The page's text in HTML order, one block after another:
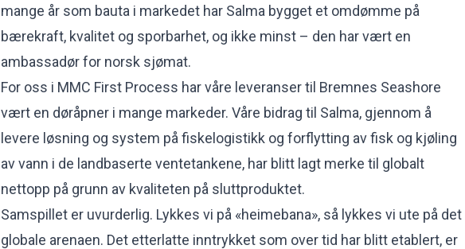
mange år som bauta i markedet har Salma bygget et omdømme på
bærekraft, kvalitet og sporbarhet, og ikke minst – den har vært en
ambassadør for norsk sjømat.
For oss i MMC First Process har våre leveranser til Bremnes Seashore
vært en døråpner i mange markeder. Våre bidrag til Salma, gjennom å
levere løsning og system på fiskelogistikk og forflytting av fisk og kjøling
av vann i de landbaserte ventetankene, har blitt lagt merke til globalt
nettopp på grunn av kvaliteten på sluttproduktet.
Samspillet er uvurderlig. Lykkes vi på «heimebana», så lykkes vi ute på det
globale arenaen. Det etterlatte inntrykket som over tid har blitt etablert, er